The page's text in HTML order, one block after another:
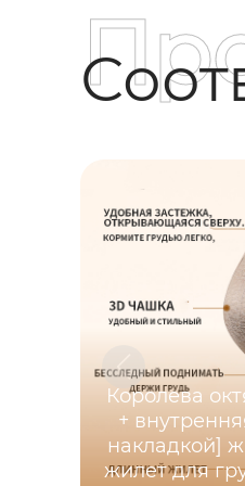
Королева
+
накладкой]
жилет для